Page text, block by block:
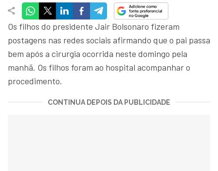
Os filhos do presidente Jair Bolsonaro fizeram
postagens nas redes sociais afirmando que o pai passa
bem após a cirurgia ocorrida neste domingo pela
manhã. Os filhos foram ao hospital acompanhar o
procedimento.
CONTINUA DEPOIS DA PUBLICIDADE